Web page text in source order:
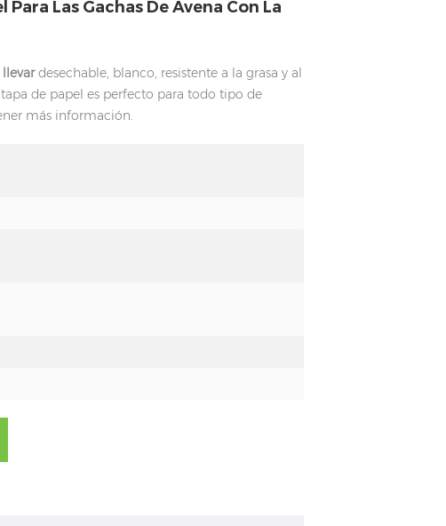
Para Las Gachas De Avena Con La
desechable, blanco, resistente a la grasa y al
de papel es perfecto para todo tipo de
más información.